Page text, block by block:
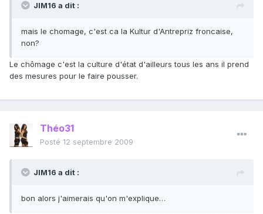
JIM16 a dit :
mais le chomage, c'est ca la Kultur d'Antrepriz froncaise,
non?
Le chômage c'est la culture d'état d'ailleurs tous les ans il prend
des mesures pour le faire pousser.
Théo31
Posté 12 septembre 2009
JIM16 a dit :
bon alors j'aimerais qu'on m'explique…